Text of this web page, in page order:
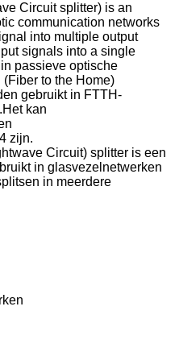
Circuit splitter) is an
communication networks
into multiple output
signals into a single
passieve optische
to the Home)
gebruikt in FTTH-
kan
zijn.
Circuit) splitter is een
in glasvezelnetwerken
in meerdere